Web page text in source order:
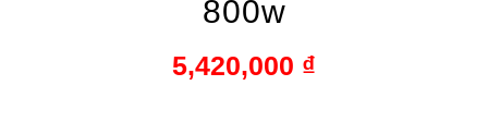
800w
5,420,000 ₫